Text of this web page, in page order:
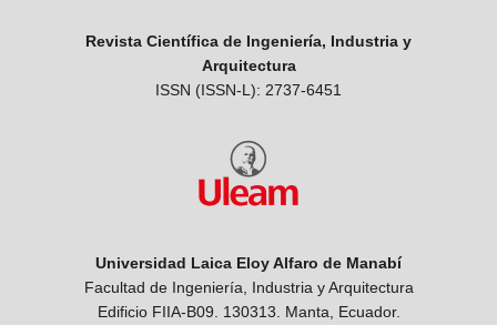
Revista Científica de Ingeniería, Industria y
Arquitectura
ISSN (ISSN-L): 2737-6451
Universidad Laica Eloy Alfaro de Manabí
Facultad de Ingeniería, Industria y Arquitectura
Edificio FIIA-B09. 130313. Manta, Ecuador.